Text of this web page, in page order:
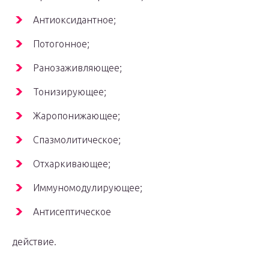
Антиоксидантное;
Потогонное;
Ранозаживляющее;
Тонизирующее;
Жаропонижающее;
Спазмолитическое;
Отхаркивающее;
Иммуномодулирующее;
Антисептическое
действие.